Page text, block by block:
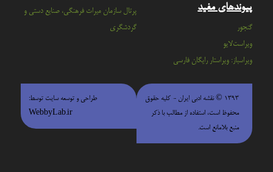
پیوندهای مفید
گنجور
ویراست‌لایو
ویراسباز: ویراستار رایگان فارسی
پرتال سازمان ميراث فرهنگي، صنايع دستي و
گردشگري
۱۳۹۳ © نقشه ادبی ایران - كليه حقوق
محفوظ است، استفاده از مطالب با ذكر
منبع بلامانع است.
طراحی و توسعه سایت توسط:
WebbyLab.ir